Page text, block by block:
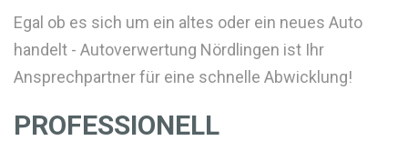
Egal ob es sich um ein altes oder ein neues Auto
handelt - Autoverwertung Nördlingen ist Ihr
Ansprechpartner für eine schnelle Abwicklung!
PROFESSIONELL